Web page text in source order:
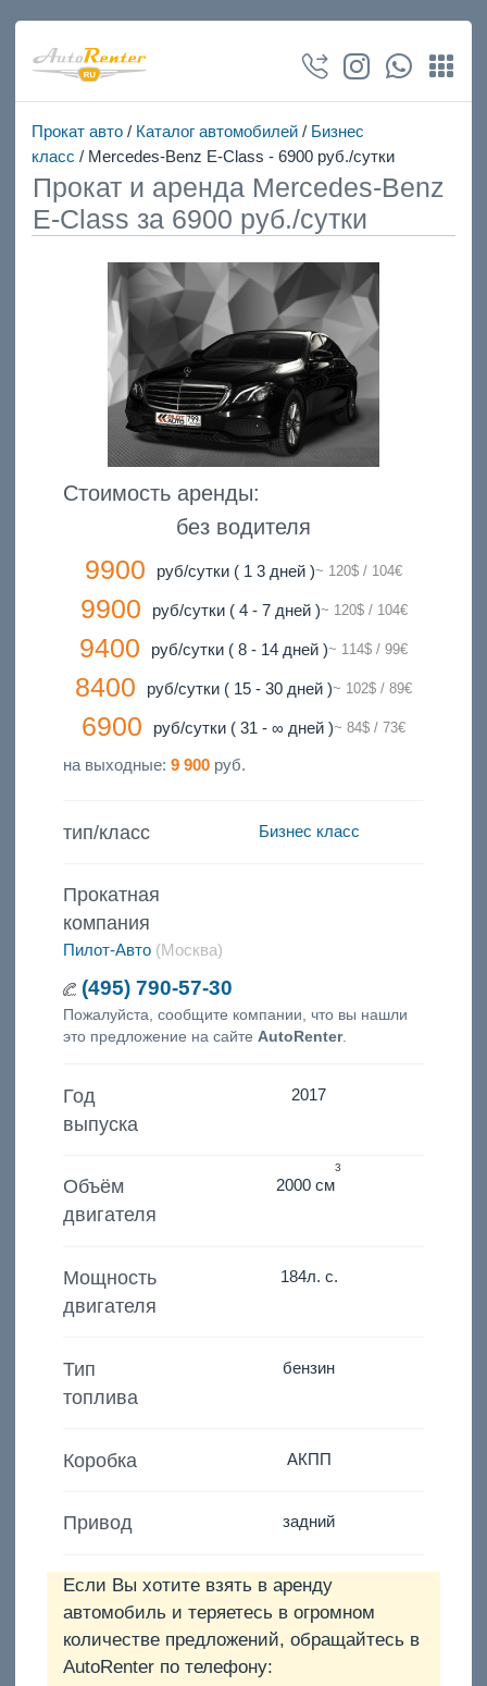
Прокат авто/ Каталог автомобилей/ Бизнес
класс / Mercedes-Benz E-Class - 6900 руб./сутки
Прокат и аренда Mercedes-Benz
E-Class за 6900 руб./сутки
Стоимость аренды:
без водителя
9900 руб/сутки ( 1 3 дней )~ 120$ / 104€
9900 руб/сутки ( 4 - 7 дней )~ 120$ / 104€
9400 руб/сутки ( 8 - 14 дней )~ 114$ / 99€
8400 руб/сутки ( 15 - 30 дней )~ 102$ / 89€
6900 руб/сутки ( 31 - ∞ дней )~ 84$ / 73€
на выходные: 9 900руб.
тип/класс Бизнес класс
Прокатная
компания
Пилот-Авто(Москва)
(495) 790-57-30
Пожалуйста, сообщите компании, что вы нашли
это предложение на сайте AutoRenter.
Год
выпуска
2017
Объём
двигателя
2000 см
3
Мощность
двигателя
184л. с.
Тип
топлива
бензин
Коробка АКПП
Привод задний
Если Вы хотите взять в аренду
автомобиль и теряетесь в огромном
количестве предложений, обращайтесь в
AutoRenter по телефону: